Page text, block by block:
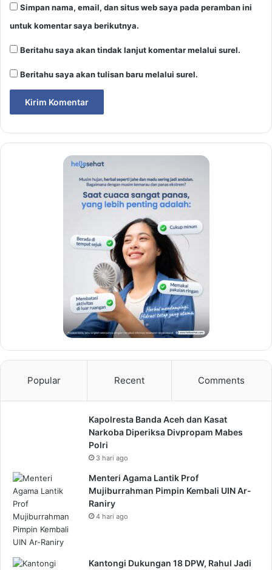
Simpan nama, email, dan situs web saya pada peramban ini
untuk komentar saya berikutnya.
Beritahu saya akan tindak lanjut komentar melalui surel.
Beritahu saya akan tulisan baru melalui surel.
Popular Recent Comments
Kapolresta Banda Aceh dan Kasat
Narkoba Diperiksa Divpropam Mabes
Polri
3 hari ago
Menteri Agama Lantik Prof
Mujiburrahman Pimpin Kembali UIN Ar-
Raniry
4 hari ago
Kantongi Dukungan 18 DPW, Rahul Jadi